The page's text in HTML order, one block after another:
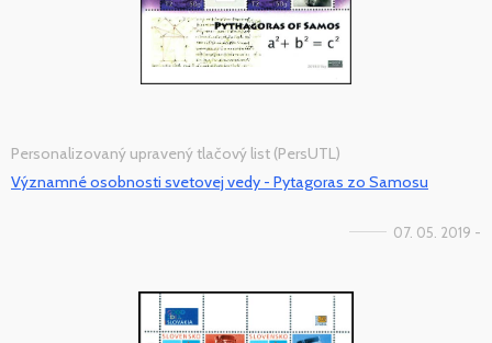
Personalizovaný upravený tlačový list (PersUTL)
Významné osobnosti svetovej vedy - Pytagoras zo Samosu
07. 05. 2019 -